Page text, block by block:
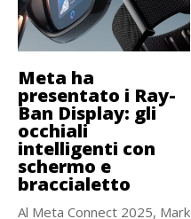
Meta ha
presentato i Ray-
Ban Display: gli
occhiali
intelligenti con
schermo e
braccialetto
Al Meta Connect 2025, Mark